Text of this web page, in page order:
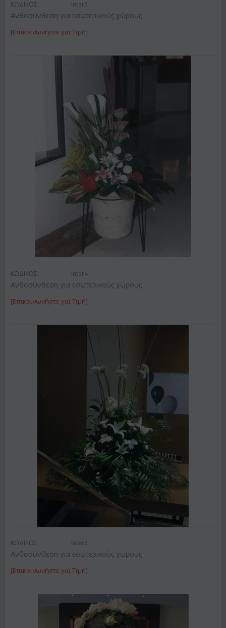
ΚΩΔΙΚΟΣ: Inter3
Ανθοσύνθεση για εσωτερικούς χώρους
[Επικοινωνήστε για Τιμή]
ΚΩΔΙΚΟΣ: Inter4
Ανθοσύνθεση για εσωτερικούς χώρους
[Επικοινωνήστε για Τιμή]
ΚΩΔΙΚΟΣ: Inter5
Ανθοσύνθεση για εσωτερικούς χώρους
[Επικοινωνήστε για Τιμή]